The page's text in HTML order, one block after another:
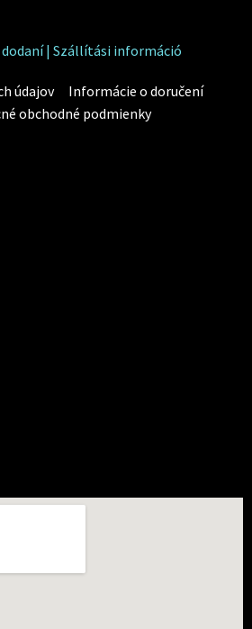
| Szállítási információ
údajov
Informácie o doručení
obchodné podmienky